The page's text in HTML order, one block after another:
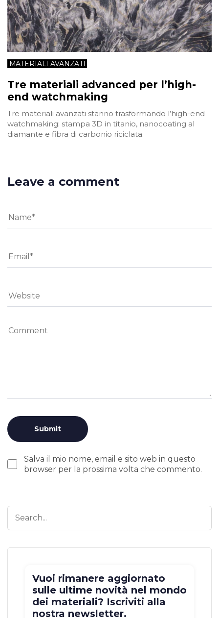
MATERIALI AVANZATI
Tre materiali advanced per l’high-
end watchmaking
Tre materiali avanzati stanno trasformando l’high-end
watchmaking: stampa 3D in titanio, nanocoating al
diamante e fibra di carbonio riciclata.
Leave a comment
Salva il mio nome, email e sito web in questo
browser per la prossima volta che commento.
Vuoi rimanere aggiornato
sulle ultime novità nel mondo
dei materiali? Iscriviti alla
nostra newsletter.